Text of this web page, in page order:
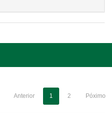
Anterior 1 2 Póximo